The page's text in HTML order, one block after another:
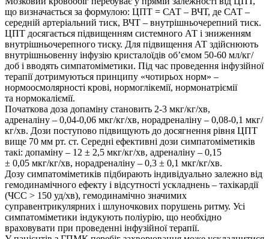
що визначається за формулою: ЦПТ = САТ – ВЧТ, де САТ –
середній артеріальний тиск, ВЧТ – внутрішньочерепний тиск.
ЦПТ досягається підвищенням системного АТ і зниженням
внутрішньочерепного тиску. Для підвищення АТ здійснюють
внутрішньовенну інфузію кристалоїдів об’ємом 50-60 мл/кг/
доб і вводять симпатоміметики. Під час проведення інфузійної
терапії дотримуються принципу «чотирьох норм» –
нормоосмолярності крові, нормоглікемії, нормонатріємії
та нормокаліємії.
Початкова доза допаміну становить 2-3 мкг/кг/хв,
адреналіну – 0,04-0,06 мкг/кг/хв, норадреналіну – 0,08-0,1 мкг/
кг/хв. Дози поступово підвищують до досягнення рівня ЦПТ
вище 70 мм рт. ст. Середні ефективні дози симпатоміметиків
такі: допаміну – 12 ± 2,5 мкг/кг/хв, адреналіну – 0,15
± 0,05 мкг/кг/хв, норадреналіну – 0,3 ± 0,1 мкг/кг/хв.
Дозу симпатоміметиків підбирають індивідуально залежно від
гемодинамічного ефекту і відсутності ускладнень – тахікардії
(ЧСС > 150 уд/хв), гемодинамічно значимих
суправентрикулярних і шлуночкових порушень ритму. Усі
симпатоміметики індукують поліурію, що необхідно
враховувати при проведенні інфузійної терапії.